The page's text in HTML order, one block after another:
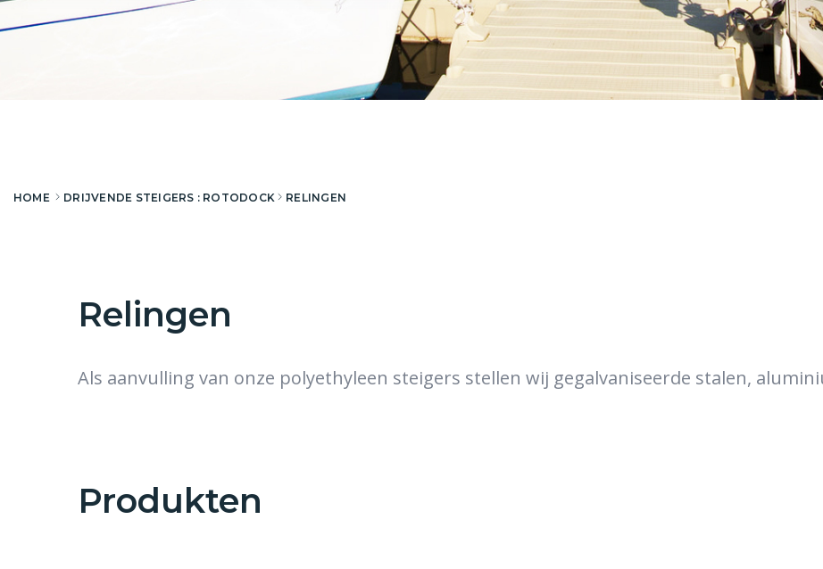
HOME DRIJVENDE STEIGERS : ROTODOCK RELINGEN
Relingen
Als aanvulling van onze polyethyleen steigers stellen wij gegalvaniseerde stalen,
Produkten